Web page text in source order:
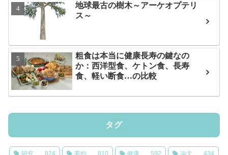
地球最古の樹木～アーケオプテリ
ス～
粗食は本当に健康長寿の鍵なの
か：西洋型食、ケトン食、長寿
食、軽い断食…の比較
タグ